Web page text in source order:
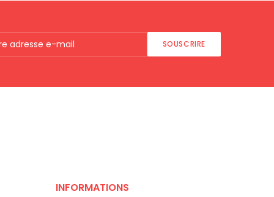
SOUSCRIRE
INFORMATIONS